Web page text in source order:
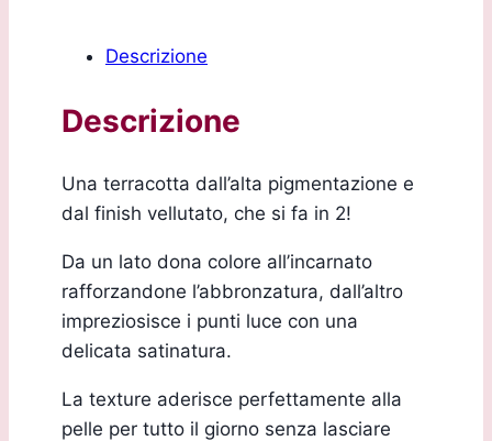
Descrizione
Descrizione
Una terracotta dall’alta pigmentazione e
dal finish vellutato, che si fa in 2!
Da un lato dona colore all’incarnato
rafforzandone l’abbronzatura, dall’altro
impreziosisce i punti luce con una
delicata satinatura.
La texture aderisce perfettamente alla
pelle per tutto il giorno senza lasciare